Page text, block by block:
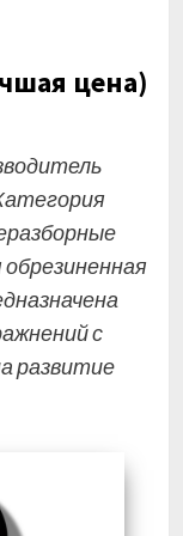
цена)
с
развитие